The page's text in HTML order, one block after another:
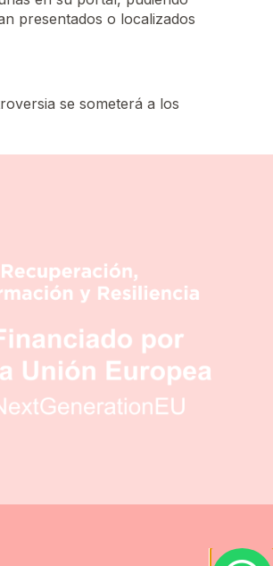
presentados o localizados
se someterá a los